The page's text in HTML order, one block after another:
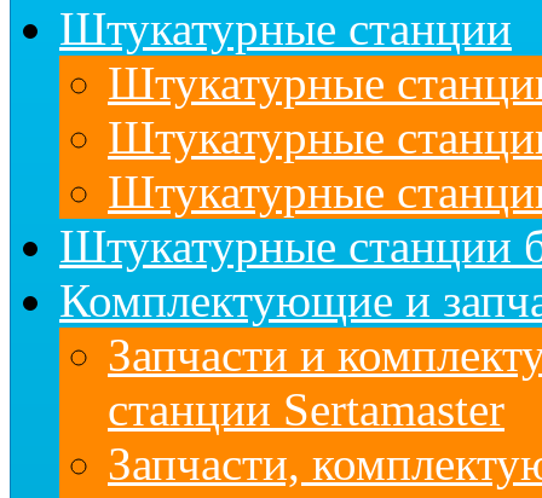
Штукатурные станции
Штукатурные
Штукатурные
Штукатурные
Штукатурные станции
Комплектующие и
Запчасти и
станции Sertamaster
Запчасти,